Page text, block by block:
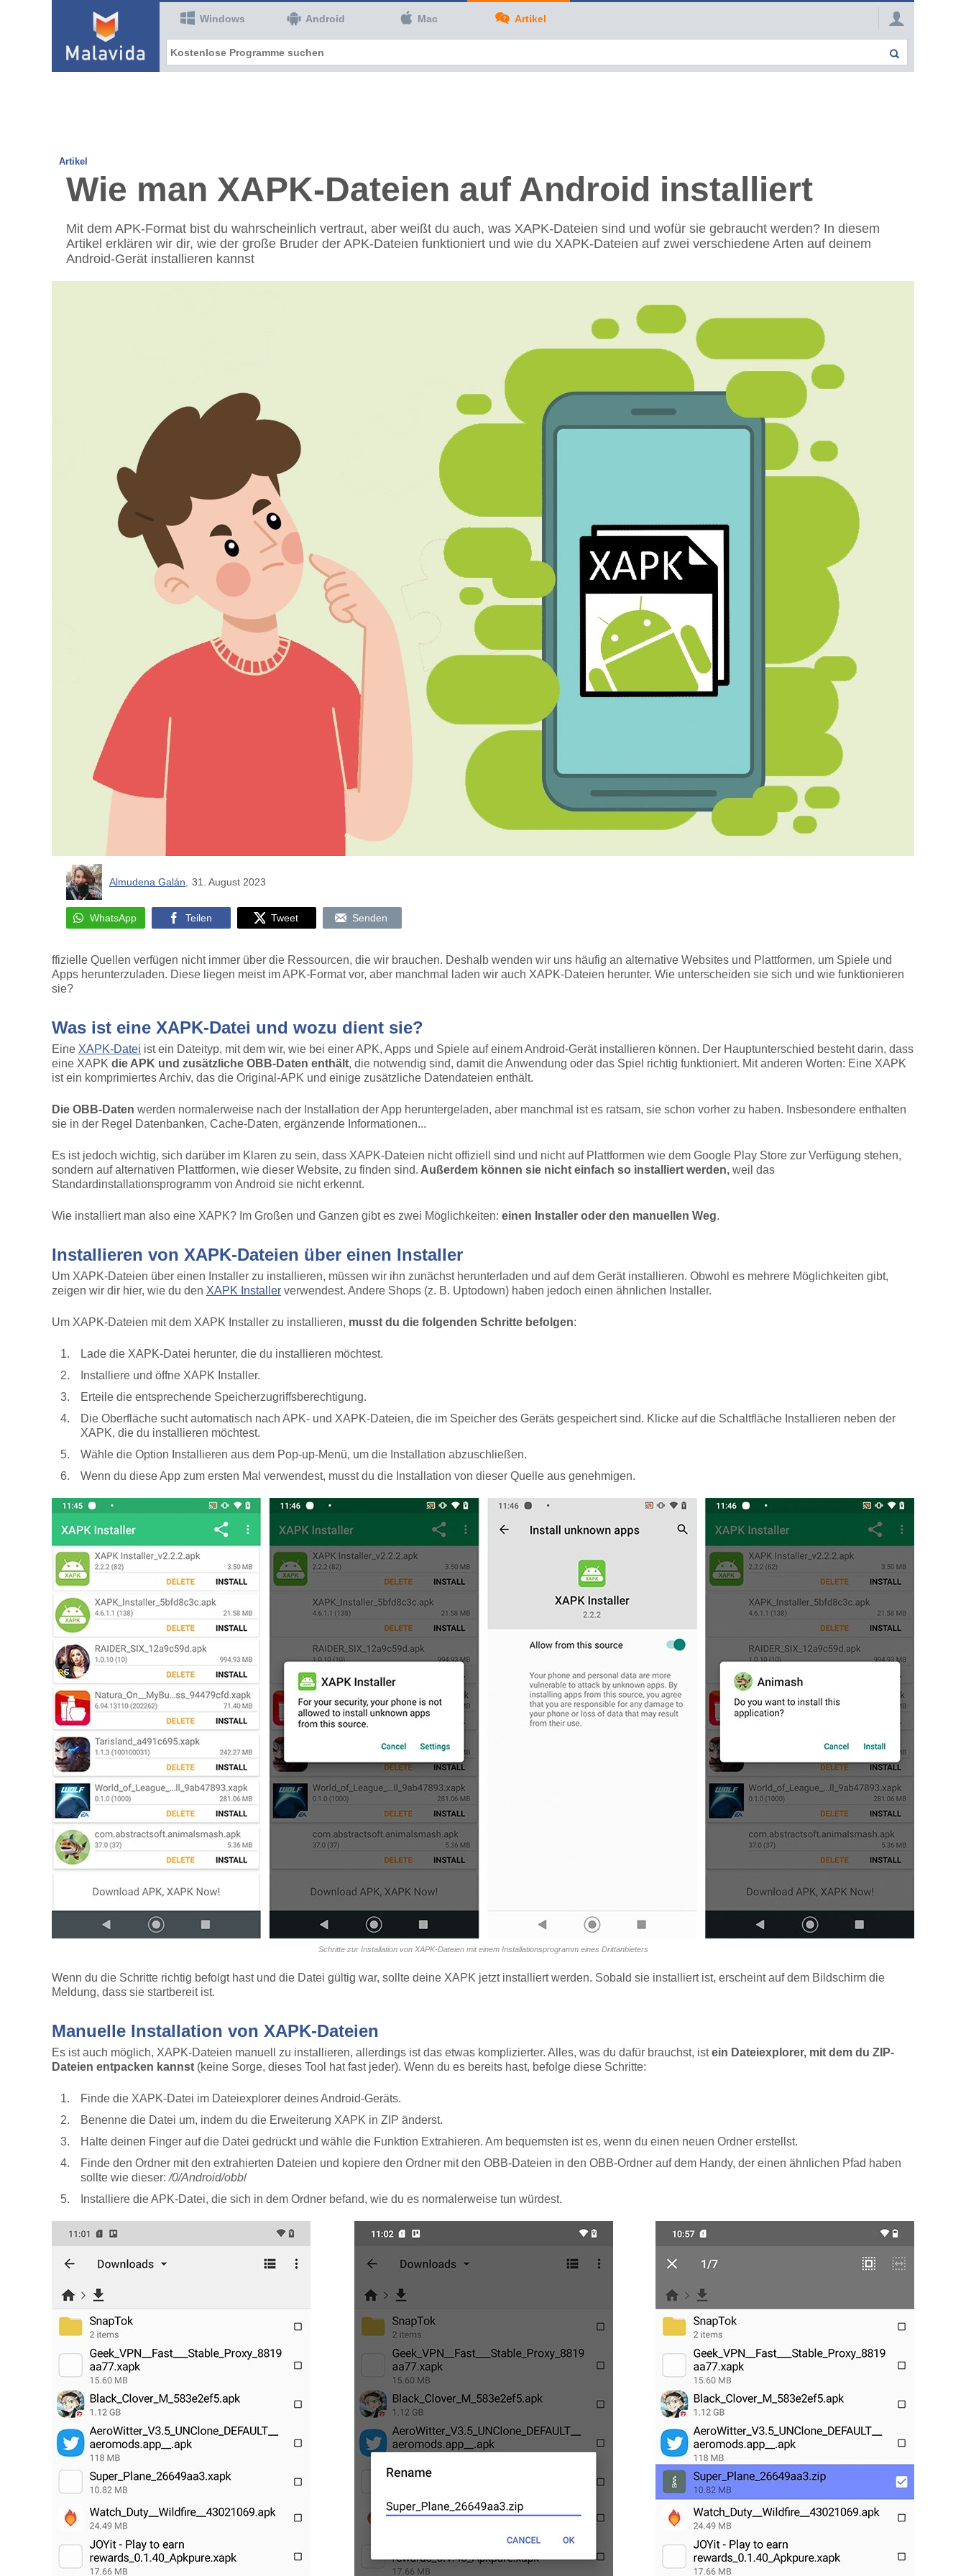
Windows Android Mac Artikel
Artikel
Wie man XAPK-Dateien auf Android installiert
Mit dem APK-Format bist du wahrscheinlich vertraut, aber weißt du auch, was XAPK-Dateien sind und wofür sie gebraucht werden? In diesem
Artikel erklären wir dir, wie der große Bruder der APK-Dateien funktioniert und wie du XAPK-Dateien auf zwei verschiedene Arten auf deinem
Android-Gerät installieren kannst
Almudena Galán 31. August 2023
WhatsApp Teilen Tweet Senden
ffizielle Quellen verfügen nicht immer über die Ressourcen, die wir brauchen. Deshalb wenden wir uns häufig an alternative Websites und Plattformen, um Spiele und
Apps herunterzuladen. Diese liegen meist im APK-Format vor, aber manchmal laden wir auch XAPK-Dateien herunter. Wie unterscheiden sie sich und wie funktionieren
sie?
Was ist eine XAPK-Datei und wozu dient sie?
Eine XAPK-Datei ist ein Dateityp, mit dem wir, wie bei einer APK, Apps und Spiele auf einem Android-Gerät installieren können. Der Hauptunterschied besteht darin, dass
eine XAPK die APK und zusätzliche OBB-Daten enthält, die notwendig sind, damit die Anwendung oder das Spiel richtig funktioniert. Mit anderen Worten: Eine XAPK
ist ein komprimiertes Archiv, das die Original-APK und einige zusätzliche Datendateien enthält.
Die OBB-Daten werden normalerweise nach der Installation der App heruntergeladen, aber manchmal ist es ratsam, sie schon vorher zu haben. Insbesondere enthalten
sie in der Regel Datenbanken, Cache-Daten, ergänzende Informationen...
Es ist jedoch wichtig, sich darüber im Klaren zu sein, dass XAPK-Dateien nicht offiziell sind und nicht auf Plattformen wie dem Google Play Store zur Verfügung stehen,
sondern auf alternativen Plattformen, wie dieser Website, zu finden sind. Außerdem können sie nicht einfach so installiert werden, weil das
Standardinstallationsprogramm von Android sie nicht erkennt.
Wie installiert man also eine XAPK? Im Großen und Ganzen gibt es zwei Möglichkeiten: einen Installer oder den manuellen Weg.
Installieren von XAPK-Dateien über einen Installer
Um XAPK-Dateien über einen Installer zu installieren, müssen wir ihn zunächst herunterladen und auf dem Gerät installieren. Obwohl es mehrere Möglichkeiten gibt,
zeigen wir dir hier, wie du den XAPK Installer verwendest. Andere Shops (z. B. Uptodown) haben jedoch einen ähnlichen Installer.
Um XAPK-Dateien mit dem XAPK Installer zu installieren, musst du die folgenden Schritte befolgen:
Lade die XAPK-Datei herunter, die du installieren möchtest.
Installiere und öffne XAPK Installer.
Erteile die entsprechende Speicherzugriffsberechtigung.
Die Oberfläche sucht automatisch nach APK- und XAPK-Dateien, die im Speicher des Geräts gespeichert sind. Klicke auf die Schaltfläche Installieren neben der
XAPK, die du installieren möchtest.
Wähle die Option Installieren aus dem Pop-up-Menü, um die Installation abzuschließen.
Wenn du diese App zum ersten Mal verwendest, musst du die Installation von dieser Quelle aus genehmigen.
Schritte zur Installation von XAPK-Dateien mit einem Installationsprogramm eines Drittanbieters
Wenn du die Schritte richtig befolgt hast und die Datei gültig war, sollte deine XAPK jetzt installiert werden. Sobald sie installiert ist, erscheint auf dem Bildschirm die
Meldung, dass sie startbereit ist.
Manuelle Installation von XAPK-Dateien
Es ist auch möglich, XAPK-Dateien manuell zu installieren, allerdings ist das etwas komplizierter. Alles, was du dafür brauchst, istein Dateiexplorer, mit dem du ZIP-
Dateien entpacken kannst (keine Sorge, dieses Tool hat fast jeder). Wenn du es bereits hast, befolge diese Schritte:
Finde die XAPK-Datei im Dateiexplorer deines Android-Geräts.
Benenne die Datei um, indem du die Erweiterung XAPK in ZIP änderst.
Halte deinen Finger auf die Datei gedrückt und wähle die Funktion Extrahieren. Am bequemsten ist es, wenn du einen neuen Ordner erstellst.
Finde den Ordner mit den extrahierten Dateien und kopiere den Ordner mit den OBB-Dateien in den OBB-Ordner auf dem Handy, der einen ähnlichen Pfad haben
sollte wie dieser:/0/Android/obb/
Installiere die APK-Datei, die sich in dem Ordner befand, wie du es normalerweise tun würdest.